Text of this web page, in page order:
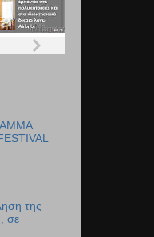
της
σε